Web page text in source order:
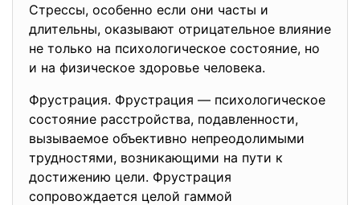
Стрессы, особенно если они часты и
длительны, оказывают отрицательное влияние
не только на психологическое состояние, но
и на физическое здоровье человека.
Фрустрация. Фрустрация — психологическое
состояние расстройства, подавленности,
вызываемое объективно непреодолимыми
трудностями, возникающими на пути к
достижению цели. Фрустрация
сопровождается целой гаммой